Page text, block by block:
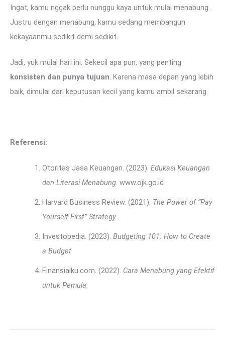
Ingat, kamu nggak perlu nunggu kaya untuk mulai menabung.
Justru dengan menabung, kamu sedang membangun
kekayaanmu sedikit demi sedikit.
Jadi, yuk mulai hari ini. Sekecil apa pun, yang penting
konsisten dan punya tujuan. Karena masa depan yang lebih
baik, dimulai dari keputusan kecil yang kamu ambil sekarang.
Referensi:
Otoritas Jasa Keuangan. (2023). Edukasi Keuangan
dan Literasi Menabung. www.ojk.go.id
Harvard Business Review. (2021). The Power of “Pay
Yourself First” Strategy.
Investopedia. (2023). Budgeting 101: How to Create
a Budget.
Finansialku.com. (2022). Cara Menabung yang Efektif
untuk Pemula.